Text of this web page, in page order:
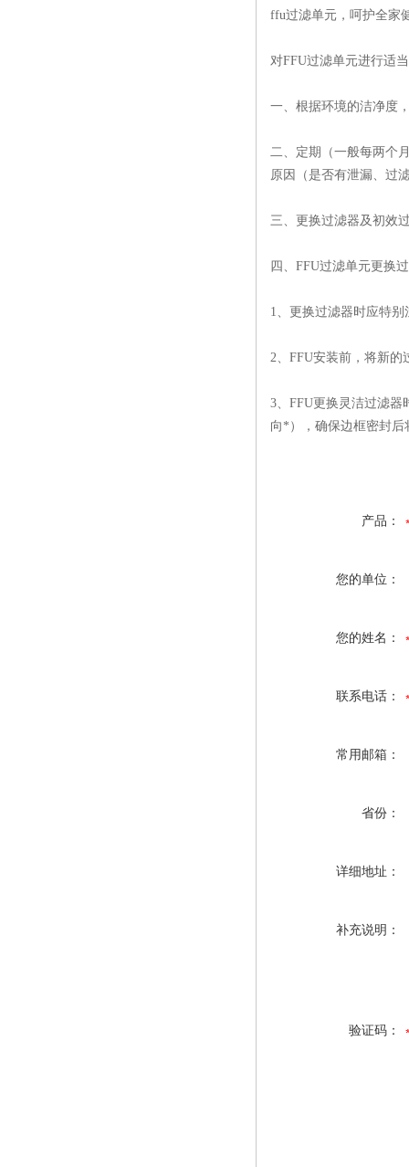
ffu过滤单元，呵护全家
对FFU过滤单元进行适
一、根据环境的洁净度
二、定期（一般每两个
原因（是否有泄漏、过
三、更换过滤器及初效
四、FFU过滤单元更换
1、更换过滤器时应特
2、FFU安装前，将新
3、FFU更换灵洁过滤
向*），确保边框密封后
产品：
您的单位：
您的姓名：
联系电话：
常用邮箱：
省份：
详细地址：
补充说明：
验证码：